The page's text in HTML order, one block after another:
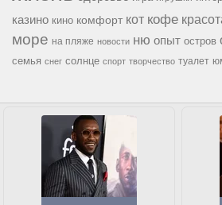
казино кино комфорт кот кофе
море на пляже новости ню опыт остров
семья снег солнце спорт творчество туалет